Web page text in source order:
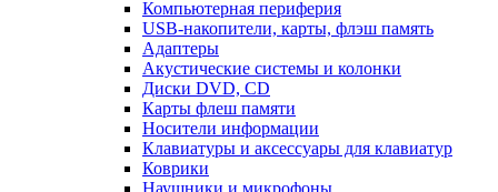
Компьютерная периферия
USB-накопители, карты, флэш память
Адаптеры
Акустические системы и колонки
Диски DVD, CD
Карты флеш памяти
Носители информации
Клавиатуры и аксессуары для клавиатур
Коврики
Наушники и микрофоны